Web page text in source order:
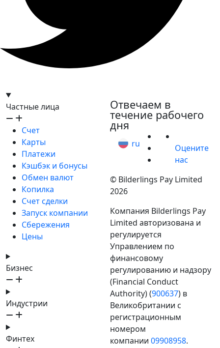
Частные лица
Счет
Карты
Платежи
Кэшбэк и бонусы
Обмен валют
Копилка
Счет сделки
Запуск компании
Сбережения
Цены
Бизнес
Индустрии
Финтех
Отвечаем в
течение рабочего
дня
ru
Оцените
нас
© Bilderlings Pay Limited
2026
Компания Bilderlings Pay
Limited авторизована и
регулируется
Управлением по
финансовому
регулированию и надзору
(Financial Conduct
Authority) (900637) в
Великобритании с
регистрационным
номером
компании 09908958.